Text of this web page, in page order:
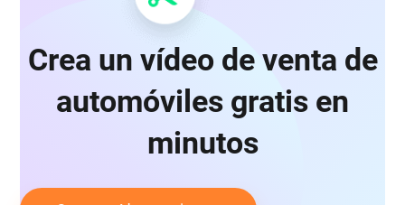
Crea un vídeo de venta de
automóviles gratis en
minutos